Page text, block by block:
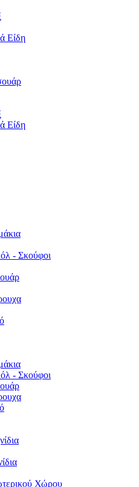
Είδη
Είδη
- Σκούφοι
- Σκούφοι
Χώρου